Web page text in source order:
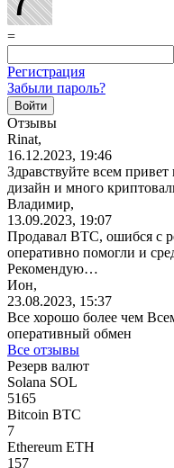
=
Регистрация
Забыли пароль?
Отзывы
Rinat,
16.12.2023, 19:46
Здравствуйте всем
дизайн и много
Владимир,
13.09.2023, 19:07
Продавал BTC, ошибся с
оперативно помогли и
Рекомендую…
Ион,
23.08.2023, 15:37
Все хорошо более чем
оперативный обмен
Все отзывы
Резерв валют
Solana SOL
5165
Bitcoin BTC
7
Ethereum ETH
157